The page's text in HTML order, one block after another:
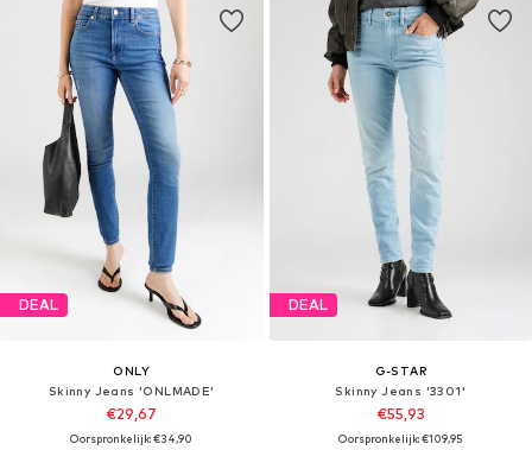
DEAL
ONLY
Skinny Jeans 'ONLMADE'
€29,67
Oorspronkelijk: €34,90
DEAL
G-STAR
Skinny Jeans '3301'
€55,93
Oorspronkelijk: €109,95